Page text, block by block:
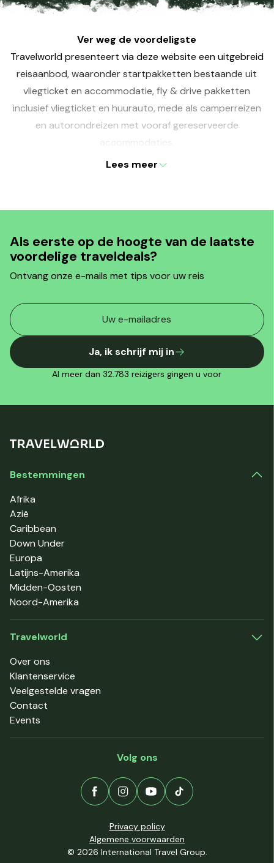
Ver weg de voordeligste
Travelworld presenteert via deze website een uitgebreid
reisaanbod, waaronder startpakketten bestaande uit
vliegticket en accommodatie, fly & drive pakketten
inclusief vliegticket en huurauto, mede als camperreizen
en autorondreizen met vooraf gereserveerde
accommodaties.
Al onze reizen zijn aantrekkelijk geprijsd en gemakkelijk te
weg de voordeligste!
Lees meer
Als eerste op de hoogte van de laatste
voordelige traveldeals?
Ontvang onze e-mails met tips voor uw reis
Ja, ik schrijf mij in
Al meer dan 32.783 reizigers gingen u voor
Bestemmingen
Afrika
Azië
Caribbean
Down Under
Europa
Latijns-Amerika
Midden-Oosten
Noord-Amerika
Travelworld
Over ons
Klantenservice
Veelgestelde vragen
Contact
Events
Volg ons
© 2026 International Travel Group.
Privacy policy
Algemene voorwaarden